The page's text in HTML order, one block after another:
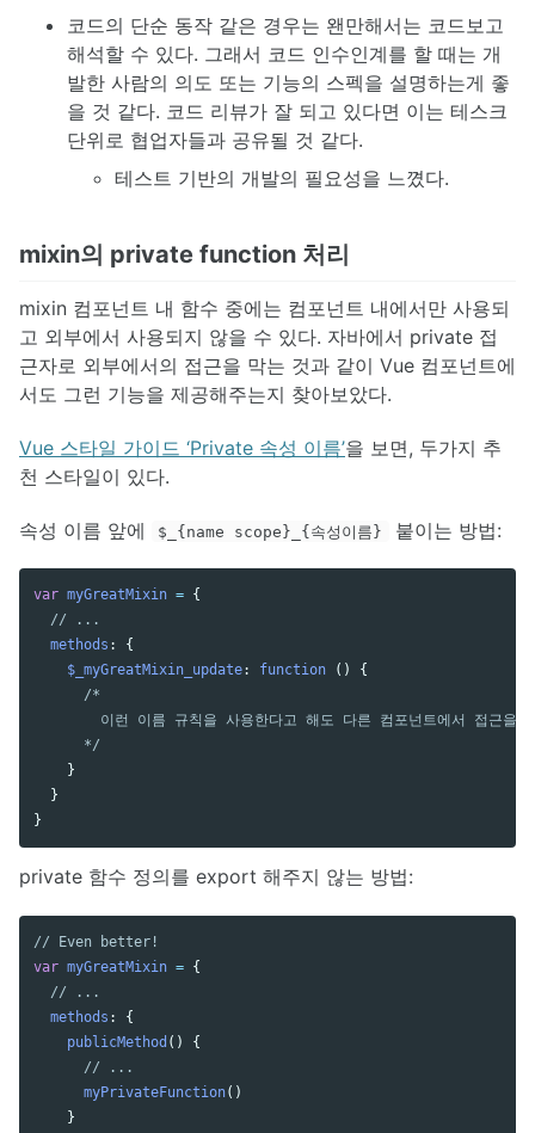
코드의 단순 동작 같은 경우는 왠만해서는 코드보고
해석할 수 있다. 그래서 코드 인수인계를 할 때는 개
발한 사람의 의도 또는 기능의 스펙을 설명하는게 좋
을 것 같다. 코드 리뷰가 잘 되고 있다면 이는 테스크
단위로 협업자들과 공유될 것 같다.
테스트 기반의 개발의 필요성을 느꼈다.
mixin의 private function 처리
mixin 컴포넌트 내 함수 중에는 컴포넌트 내에서만 사용되
고 외부에서 사용되지 않을 수 있다. 자바에서 private 접
근자로 외부에서의 접근을 막는 것과 같이 Vue 컴포넌트에
서도 그런 기능을 제공해주는지 찾아보았다.
Vue 스타일 가이드 ‘Private 속성 이름’을 보면, 두가지 추
천 스타일이 있다.
속성 이름 앞에 $_{name scope}_{속성이름} 붙이는 방법:
var myGreatMixin = {
// ...
methods :
{
$_myGreatMixin_update: function ()
{
/*
이런 이름 규칙을 사용한다고 해도 다른 컴포넌트에서 접근을
      */
}
}
}
private 함수 정의를 export 해주지 않는 방법:
// Even better!
var myGreatMixin = {
// ...
methods :
{
publicMethod ()
{
// ...
myPrivateFunction()
}